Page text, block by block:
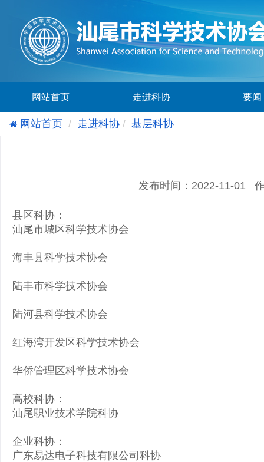
网站首页 走进科协 要闻
网站首页 走进科协 基层科协
发布时间：2022-11-01
县区科协：
汕尾市城区科学技术协会
海丰县科学技术协会
陆丰市科学技术协会
陆河县科学技术协会
红海湾开发区科学技术协会
华侨管理区科学技术协会
高校科协：
汕尾职业技术学院科协
企业科协：
广东易达电子科技有限公司科协